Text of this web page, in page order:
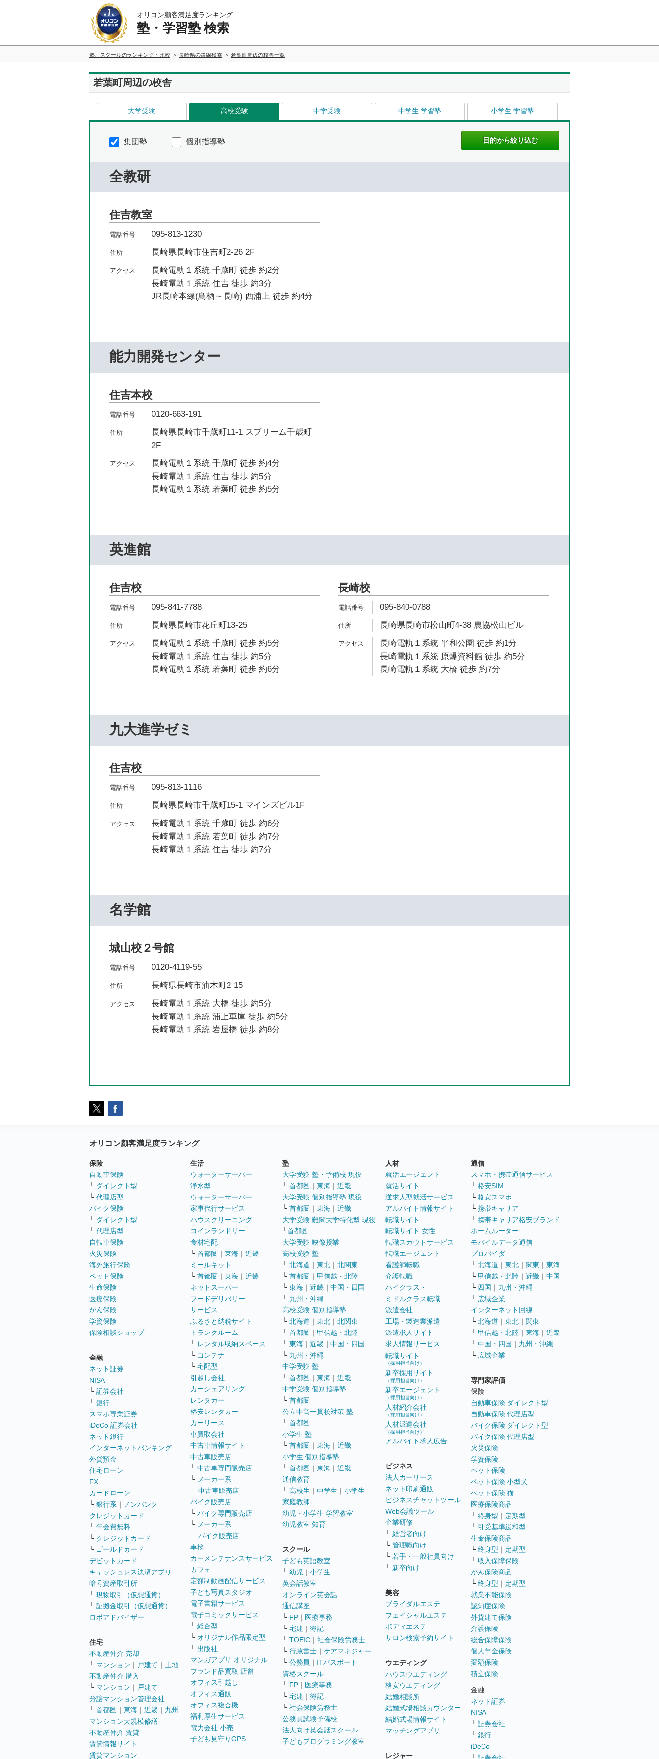
オリコン顧客満足度ランキング
塾・学習塾 検索
塾、スクールのランキング・比較 長崎県の路線検索 若葉町周辺の校舎一覧
若葉町周辺の校舎
大学受験 高校受験 中学受験 中学生 学習塾 小学生 学習塾
集団塾 個別指導塾
全教研
住吉教室
095-813-1230
長崎県長崎市住吉町2-26 2F
長崎電軌１系統 千歳町 徒歩 約2分
長崎電軌１系統 住吉 徒歩 約3分
JR長崎本線(鳥栖～長崎) 西浦上 徒歩 約4分
能力開発センター
住吉本校
0120-663-191
長崎県長崎市千歳町11-1 スプリーム千歳町
2F
長崎電軌１系統 千歳町 徒歩 約4分
長崎電軌１系統 住吉 徒歩 約5分
長崎電軌１系統 若葉町 徒歩 約5分
英進館
住吉校
095-841-7788
長崎県長崎市花丘町13-25
長崎電軌１系統 千歳町 徒歩 約5分
長崎電軌１系統 住吉 徒歩 約5分
長崎電軌１系統 若葉町 徒歩 約6分
長崎校
095-840-0788
長崎県長崎市松山町4-38 農協松山ビル
長崎電軌１系統 平和公園 徒歩 約1分
長崎電軌１系統 原爆資料館 徒歩 約5分
長崎電軌１系統 大橋 徒歩 約7分
九大進学ゼミ
住吉校
095-813-1116
長崎県長崎市千歳町15-1 マインズビル1F
長崎電軌１系統 千歳町 徒歩 約6分
長崎電軌１系統 若葉町 徒歩 約7分
長崎電軌１系統 住吉 徒歩 約7分
名学館
城山校２号館
0120-4119-55
長崎県長崎市油木町2-15
長崎電軌１系統 大橋 徒歩 約5分
長崎電軌１系統 浦上車庫 徒歩 約5分
長崎電軌１系統 岩屋橋 徒歩 約8分
オリコン顧客満足度ランキング
保険
自動車保険
└ ダイレクト型
└ 代理店型
バイク保険
└ ダイレクト型
└ 代理店型
自転車保険
火災保険
海外旅行保険
ペット保険
生命保険
医療保険
がん保険
学資保険
保険相談ショップ
金融
ネット証券
NISA
└ 証券会社
└ 銀行
スマホ専業証券
iDeCo 証券会社
ネット銀行
インターネットバンキング
外貨預金
住宅ローン
FX
カードローン
└ 銀行系 ｜
ノンバンク
クレジットカード
└ 年会費無料
└ クレジットカード
└ ゴールドカード
デビットカード
キャッシュレス決済アプリ
暗号資産取引所
└ 現物取引（仮想通貨）
└ 証拠金取引（仮想通貨）
ロボアドバイザー
住宅
不動産仲介 売却
└ マンション ｜ 戸建て ｜ 土地
不動産仲介 購入
└ マンション ｜ 戸建て
分譲マンション管理会社
└ 首都圏 ｜ 東海 ｜ 近畿 ｜ 九州
マンション大規模修繕
不動産仲介 賃貸
賃貸情報サイト
賃貸マンション
生活
ウォーターサーバー
浄水型
ウォーターサーバー
家事代行サービス
ハウスクリーニング
コインランドリー
食材宅配
└ 首都圏 ｜ 東海 ｜ 近畿
ミールキット
└ 首都圏 ｜ 東海 ｜ 近畿
ネットスーパー
フードデリバリー
サービス
ふるさと納税サイト
トランクルーム
└ レンタル収納スペース
└ コンテナ
└ 宅配型
引越し会社
カーシェアリング
レンタカー
格安レンタカー
カーリース
車買取会社
中古車情報サイト
中古車販売店
└ 中古車専門販売店
└ メーカー系
中古車販売店
バイク販売店
└ バイク専門販売店
└ メーカー系
バイク販売店
車検
カーメンテナンスサービス
カフェ
定額制動画配信サービス
子ども写真スタジオ
電子書籍サービス
電子コミックサービス
└ 総合型
└ オリジナル作品限定型
└ 出版社
マンガアプリ オリジナル
ブランド品買取 店舗
オフィス引越し
オフィス通販
オフィス複合機
福利厚生サービス
電力会社 小売
子ども見守りGPS
塾
大学受験 塾・予備校 現役
└ 首都圏 ｜ 東海 ｜ 近畿
大学受験 個別指導塾 現役
└ 首都圏 ｜ 東海 ｜ 近畿
大学受験 難関大学特化型 現役
└首都圏
大学受験 映像授業
高校受験 塾
└ 北海道 ｜ 東北 ｜ 北関東
└ 首都圏 ｜ 甲信越・北陸
└ 東海 ｜ 近畿 ｜ 中国・四国
└ 九州・沖縄
高校受験 個別指導塾
└ 北海道 ｜ 東北 ｜ 北関東
└ 首都圏 ｜ 甲信越・北陸
└ 東海 ｜ 近畿 ｜ 中国・四国
└ 九州・沖縄
中学受験 塾
└ 首都圏 ｜ 東海 ｜ 近畿
中学受験 個別指導塾
└ 首都圏
公立中高一貫校対策 塾
└ 首都圏
小学生 塾
└ 首都圏 ｜ 東海 ｜ 近畿
小学生 個別指導塾
└ 首都圏 ｜ 東海 ｜ 近畿
通信教育
└ 高校生 ｜ 中学生 ｜ 小学生
家庭教師
幼児・小学生 学習教室
幼児教室 知育
スクール
子ども英語教室
└ 幼児 ｜ 小学生
英会話教室
オンライン英会話
通信講座
└ FP ｜ 医療事務
└ 宅建 ｜ 簿記
└ TOEIC ｜ 社会保険労務士
└ 行政書士 ｜ ケアマネジャー
└ 公務員 ｜ ITパスポート
資格スクール
└ FP ｜ 医療事務
└ 宅建 ｜ 簿記
└ 社会保険労務士
公務員試験予備校
法人向け英会話スクール
子どもプログラミング教室
人材
就活エージェント
就活サイト
逆求人型就活サービス
アルバイト情報サイト
転職サイト
転職サイト 女性
転職スカウトサービス
転職エージェント
看護師転職
介護転職
ハイクラス・
ミドルクラス転職
派遣会社
工場・製造業派遣
派遣求人サイト
求人情報サービス
転職サイト
（採用担当向け）
新卒採用サイト
（採用担当向け）
新卒エージェント
（採用担当向け）
人材紹介会社
（採用担当向け）
人材派遣会社
（採用担当向け）
アルバイト求人広告
ビジネス
法人カーリース
ネット印刷通販
ビジネスチャットツール
Web会議ツール
企業研修
└ 経営者向け
└ 管理職向け
└ 若手・一般社員向け
└ 新卒向け
美容
ブライダルエステ
フェイシャルエステ
ボディエステ
サロン検索予約サイト
ウエディング
ハウスウエディング
格安ウエディング
結婚相談所
結婚式場相談カウンター
結婚式場情報サイト
マッチングアプリ
レジャー
通信
スマホ・携帯通信サービス
└ 格安SIM
└ 格安スマホ
└ 携帯キャリア
└ 携帯キャリア格安ブランド
ホームルーター
モバイルデータ通信
プロバイダ
└ 北海道 ｜ 東北 ｜ 関東 ｜ 東海
└ 甲信越・北陸 ｜ 近畿 ｜ 中国
└ 四国 ｜ 九州・沖縄
└ 広域企業
インターネット回線
└ 北海道 ｜ 東北 ｜ 関東
└ 甲信越・北陸 ｜ 東海 ｜ 近畿
└ 中国・四国 ｜ 九州・沖縄
└ 広域企業
専門家評価
保険
自動車保険 ダイレクト型
自動車保険 代理店型
バイク保険 ダイレクト型
バイク保険 代理店型
火災保険
学資保険
ペット保険
ペット保険 小型犬
ペット保険 猫
医療保険商品
└ 終身型 ｜ 定期型
└ 引受基準緩和型
生命保険商品
└ 終身型 ｜ 定期型
└ 収入保障保険
がん保険商品
└ 終身型 ｜ 定期型
就業不能保険
認知症保険
外貨建て保険
介護保険
総合保障保険
個人年金保険
変額保険
積立保険
金融
ネット証券
NISA
└ 証券会社
└ 銀行
iDeCo